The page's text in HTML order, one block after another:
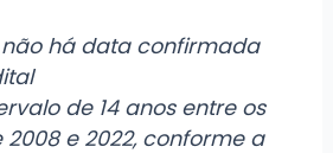
há data confirmada
de 14 anos entre os
e 2022, conforme a